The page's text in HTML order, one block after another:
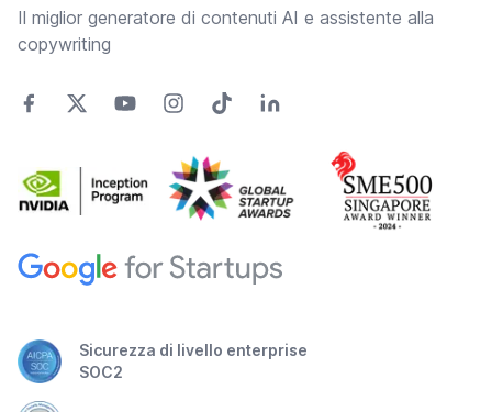
Il miglior generatore di contenuti AI e assistente alla
copywriting
Sicurezza di livello enterprise
SOC2